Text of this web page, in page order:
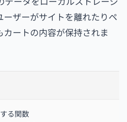
ーザーがサイトを離れたりペ
カートの内容が保持されま
る関数